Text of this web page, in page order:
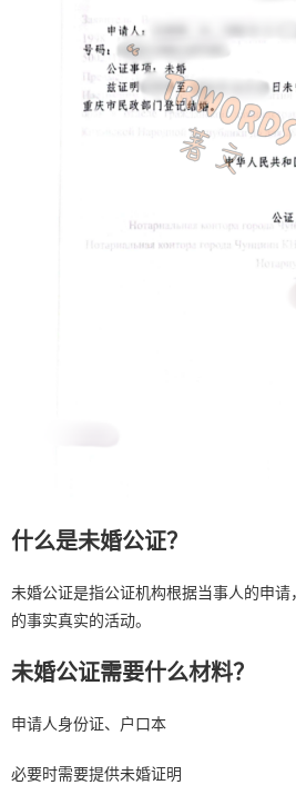
什么是未婚公证？
未婚公证是指公证机构根据当事人的申
的事实真实的活动。
未婚公证需要什么材料？
申请人身份证、户口本
必要时需要提供未婚证明